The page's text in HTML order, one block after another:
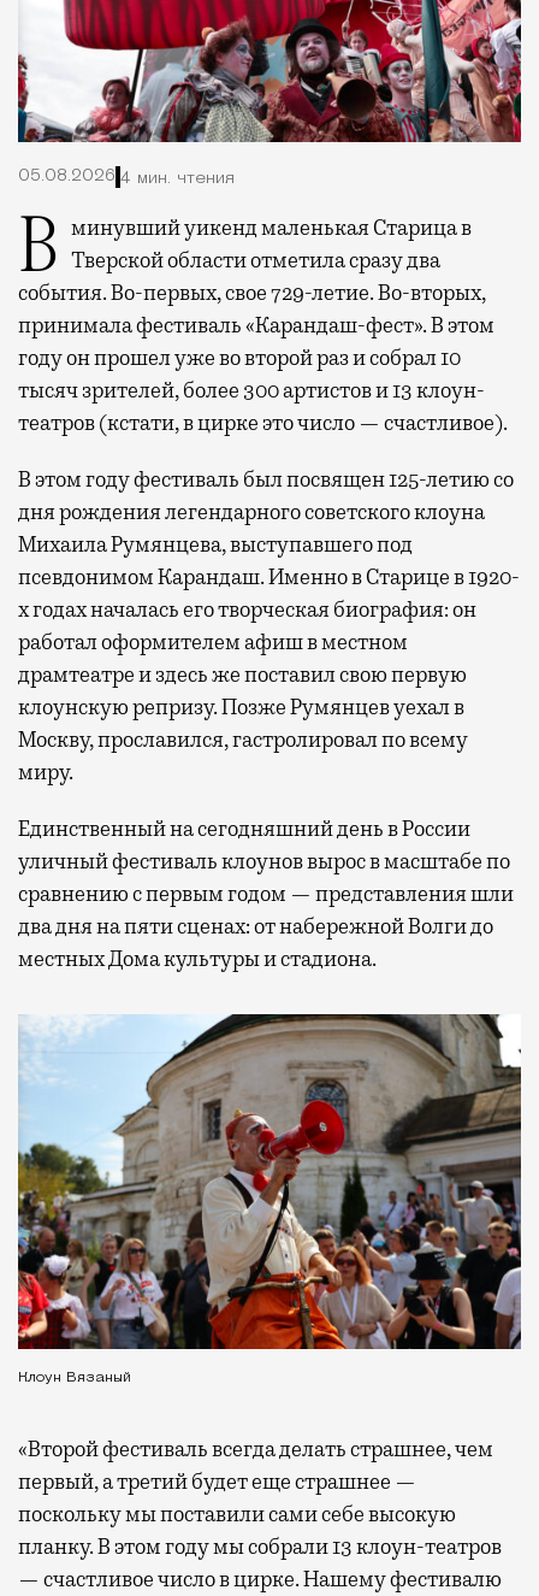
05.08.2026 4 мин. чтения
В минувший уикенд маленькая Старица в Тверской области отметила сразу два
события. Во-первых, свое 729-летие. Во-вторых,
принимала фестиваль «Карандаш-фест». В этом
году он прошел уже во второй раз и собрал 10
тысяч зрителей, более 300 артистов и 13 клоун-
театров (кстати, в цирке это число — счастливое).
В этом году фестиваль был посвящен 125-летию со
дня рождения легендарного советского клоуна
Михаила Румянцева, выступавшего под
псевдонимом Карандаш. Именно в Старице в 1920-
х годах началась его творческая биография: он
работал оформителем афиш в местном
драмтеатре и здесь же поставил свою первую
клоунскую репризу. Позже Румянцев уехал в
Москву, прославился, гастролировал по всему
миру.
Единственный на сегодняшний день в России
уличный фестиваль клоунов вырос в масштабе по
сравнению с первым годом — представления шли
два дня на пяти сценах: от набережной Волги до
местных Дома культуры и стадиона.
Клоун Вязаный
«Второй фестиваль всегда делать страшнее, чем
первый, а третий будет еще страшнее —
поскольку мы поставили сами себе высокую
планку. В этом году мы собрали 13 клоун-театров
— счастливое число в цирке. Нашему фестивалю